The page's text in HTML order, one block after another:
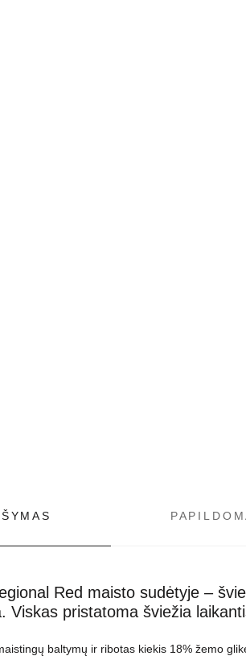
Red maisto sudėtyje –
Viskas pristatoma šviežia
baltymų ir ribotas kiekis 18% žemo